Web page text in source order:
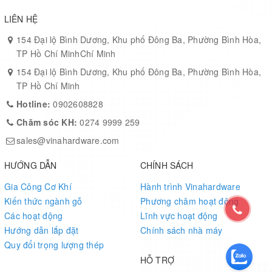
Tùy chỉnh theo yêu cầu:
Nhận sản xuất OEM/ODM cho đối tác
xuất khẩu.
Ứng Dụng:
Bàn làm việc, bàn giám đốc
Bàn học sinh, bàn làm việc tại nhà
Bàn café, bàn nhà hàng
Bàn thiết kế hoặc bàn đôi
LIÊN HỆ
154 Đại lộ Bình Dương, Khu phố Đông Ba, Phường Bình Hòa,
TP Hồ Chí MinhChí Minh
154 Đại lộ Bình Dương, Khu phố Đông Ba, Phường Bình Hòa,
TP Hồ Chí Minh
Hotline:0902608828
Chăm sóc KH:0274 9999 259
sales@vinahardware.com
HƯỚNG DẪN
Gia Công Cơ Khí
Kiến thức ngành gỗ
Các hoạt động
Hướng dẫn lắp đặt
Quy đổi trọng lượng thép
CHÍNH SÁCH
Hành trình Vinahardware
Phương châm hoạt động
Lĩnh vực hoạt động
Chính sách nhà máy
HỖ TRỢ